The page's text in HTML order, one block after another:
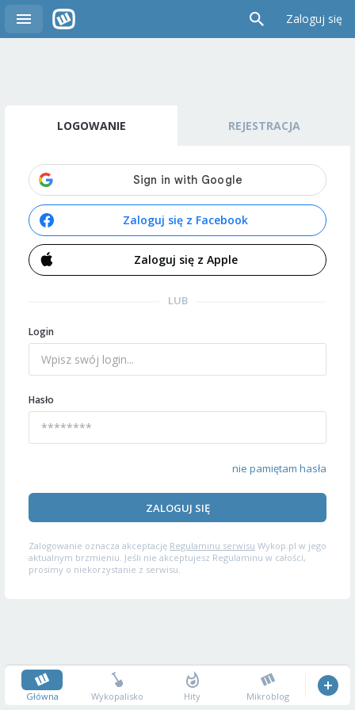
Zaloguj się
LOGOWANIE REJESTRACJA
Zaloguj się z Facebook
Zaloguj się z Apple
LUB
Login
Hasło
nie pamiętam hasła
ZALOGUJ SIĘ
Zalogowanie oznacza akceptację Regulaminu serwisu Wykop.pl w jego
aktualnym brzmieniu. Jeśli nie akceptujesz Regulaminu w całości,
prosimy o niekorzystanie z serwisu.
Główna Wykopalisko Hity Mikroblog